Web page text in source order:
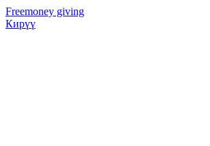
Freemoney giving
Кирүү